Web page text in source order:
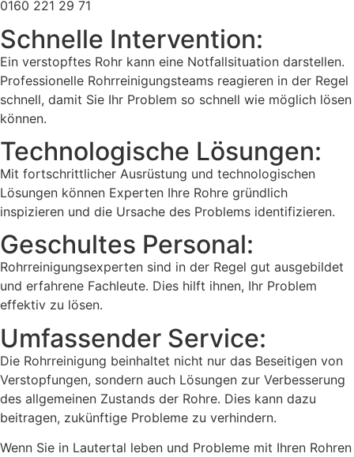
0160 221 29 71
Schnelle Intervention:
Ein verstopftes Rohr kann eine Notfallsituation darstellen.
Professionelle Rohrreinigungsteams reagieren in der Regel
schnell, damit Sie Ihr Problem so schnell wie möglich lösen
können.
Technologische Lösungen:
Mit fortschrittlicher Ausrüstung und technologischen
Lösungen können Experten Ihre Rohre gründlich
inspizieren und die Ursache des Problems identifizieren.
Geschultes Personal:
Rohrreinigungsexperten sind in der Regel gut ausgebildet
und erfahrene Fachleute. Dies hilft ihnen, Ihr Problem
effektiv zu lösen.
Umfassender Service:
Die Rohrreinigung beinhaltet nicht nur das Beseitigen von
Verstopfungen, sondern auch Lösungen zur Verbesserung
des allgemeinen Zustands der Rohre. Dies kann dazu
beitragen, zukünftige Probleme zu verhindern.
Wenn Sie in Lautertal leben und Probleme mit Ihren Rohren